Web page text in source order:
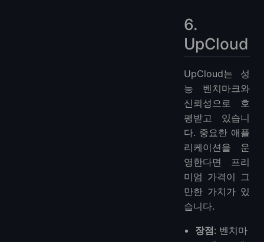
6.
UpCloud
UpCloud는 성
능 벤치마크와
신뢰성으로 호
평받고 있습니
다. 중요한 애플
리케이션을 운
영한다면 프리
미엄 가격이 그
만한 가치가 있
습니다.
장점: 벤치마